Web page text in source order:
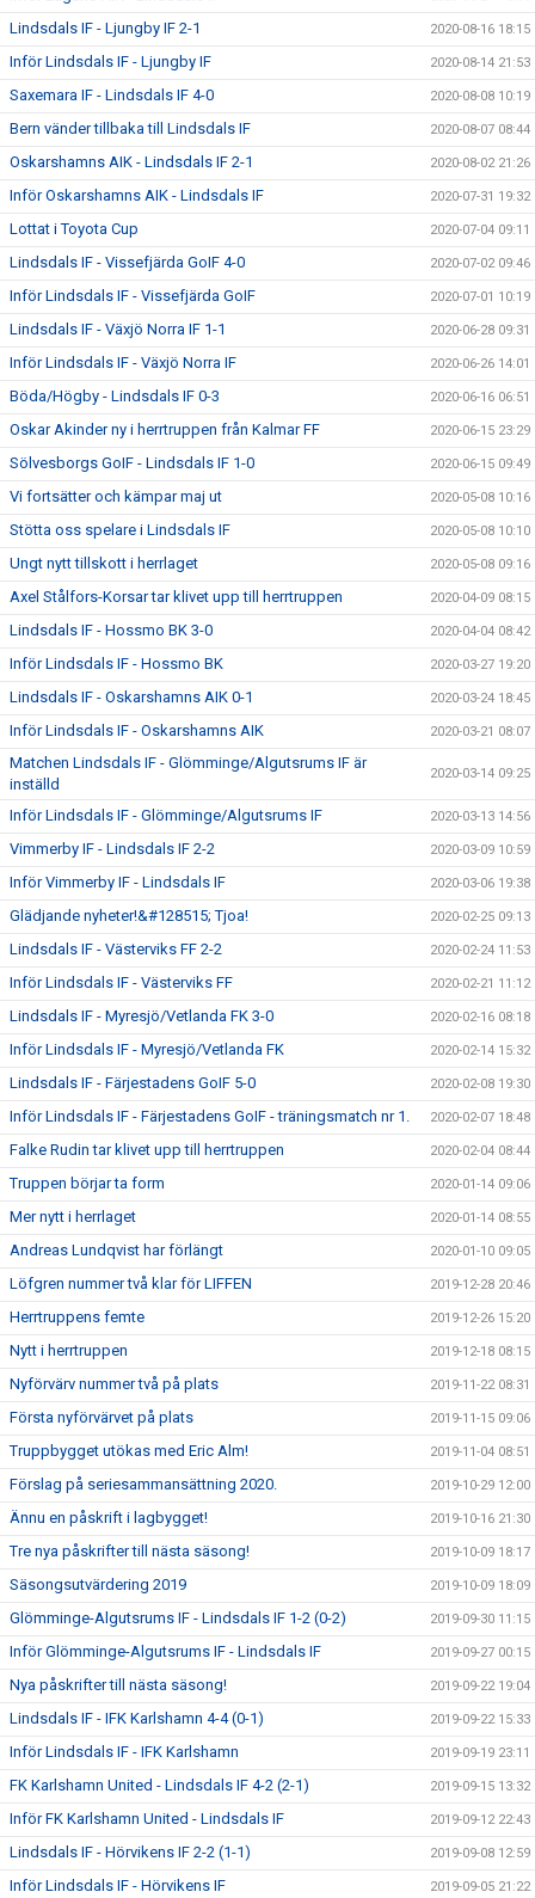
Lindsdals IF - Ljungby IF 2-1 2020-08-16 18:15
Inför Lindsdals IF - Ljungby IF 2020-08-14 21:53
Saxemara IF - Lindsdals IF 4-0 2020-08-08 10:19
Bern vänder tillbaka till Lindsdals IF 2020-08-07 08:44
Oskarshamns AIK - Lindsdals IF 2-1 2020-08-02 21:26
Inför Oskarshamns AIK - Lindsdals IF 2020-07-31 19:32
Lottat i Toyota Cup 2020-07-04 09:11
Lindsdals IF - Vissefjärda GoIF 4-0 2020-07-02 09:46
Inför Lindsdals IF - Vissefjärda GoIF 2020-07-01 10:19
Lindsdals IF - Växjö Norra IF 1-1 2020-06-28 09:31
Inför Lindsdals IF - Växjö Norra IF 2020-06-26 14:01
Böda/Högby - Lindsdals IF 0-3 2020-06-16 06:51
Oskar Akinder ny i herrtruppen från Kalmar FF 2020-06-15 23:29
Sölvesborgs GoIF - Lindsdals IF 1-0 2020-06-15 09:49
Vi fortsätter och kämpar maj ut 2020-05-08 10:16
Stötta oss spelare i Lindsdals IF 2020-05-08 10:10
Ungt nytt tillskott i herrlaget 2020-05-08 09:16
Axel Stålfors-Korsar tar klivet upp till herrtruppen 2020-04-09 08:15
Lindsdals IF - Hossmo BK 3-0 2020-04-04 08:42
Inför Lindsdals IF - Hossmo BK 2020-03-27 19:20
Lindsdals IF - Oskarshamns AIK 0-1 2020-03-24 18:45
Inför Lindsdals IF - Oskarshamns AIK 2020-03-21 08:07
Matchen Lindsdals IF - Glömminge/Algutsrums IF är
inställd
2020-03-14 09:25
Inför Lindsdals IF - Glömminge/Algutsrums IF 2020-03-13 14:56
Vimmerby IF - Lindsdals IF 2-2 2020-03-09 10:59
Inför Vimmerby IF - Lindsdals IF 2020-03-06 19:38
Glädjande nyheter!&#128515; Tjoa! 2020-02-25 09:13
Lindsdals IF - Västerviks FF 2-2 2020-02-24 11:53
Inför Lindsdals IF - Västerviks FF 2020-02-21 11:12
Lindsdals IF - Myresjö/Vetlanda FK 3-0 2020-02-16 08:18
Inför Lindsdals IF - Myresjö/Vetlanda FK 2020-02-14 15:32
Lindsdals IF - Färjestadens GoIF 5-0 2020-02-08 19:30
Inför Lindsdals IF - Färjestadens GoIF - träningsmatch nr 1. 2020-02-07 18:48
Falke Rudin tar klivet upp till herrtruppen 2020-02-04 08:44
Truppen börjar ta form 2020-01-14 09:06
Mer nytt i herrlaget 2020-01-14 08:55
Andreas Lundqvist har förlängt 2020-01-10 09:05
Löfgren nummer två klar för LIFFEN 2019-12-28 20:46
Herrtruppens femte 2019-12-26 15:20
Nytt i herrtruppen 2019-12-18 08:15
Nyförvärv nummer två på plats 2019-11-22 08:31
Första nyförvärvet på plats 2019-11-15 09:06
Truppbygget utökas med Eric Alm! 2019-11-04 08:51
Förslag på seriesammansättning 2020. 2019-10-29 12:00
Ännu en påskrift i lagbygget! 2019-10-16 21:30
Tre nya påskrifter till nästa säsong! 2019-10-09 18:17
Säsongsutvärdering 2019 2019-10-09 18:09
Glömminge-Algutsrums IF - Lindsdals IF 1-2 (0-2) 2019-09-30 11:15
Inför Glömminge-Algutsrums IF - Lindsdals IF 2019-09-27 00:15
Nya påskrifter till nästa säsong! 2019-09-22 19:04
Lindsdals IF - IFK Karlshamn 4-4 (0-1) 2019-09-22 15:33
Inför Lindsdals IF - IFK Karlshamn 2019-09-19 23:11
FK Karlshamn United - Lindsdals IF 4-2 (2-1) 2019-09-15 13:32
Inför FK Karlshamn United - Lindsdals IF 2019-09-12 22:43
Lindsdals IF - Hörvikens IF 2-2 (1-1) 2019-09-08 12:59
Inför Lindsdals IF - Hörvikens IF 2019-09-05 21:22